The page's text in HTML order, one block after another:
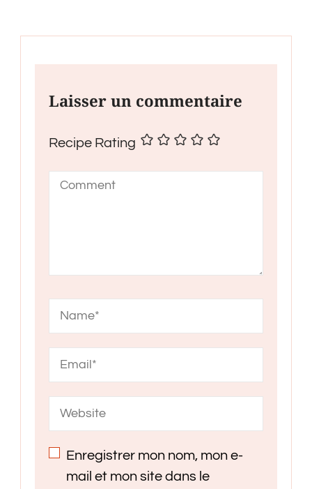
Laisser un commentaire
Recipe Rating
Enregistrer mon nom, mon e-
mail et mon site dans le